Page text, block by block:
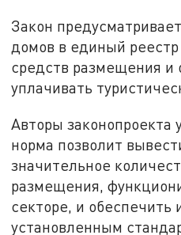
Закон
домов в единый
средств размещения и
уплачивать
Авторы законопроекта
норма позволит
значительное
размещения,
секторе, и обеспечить
установленным